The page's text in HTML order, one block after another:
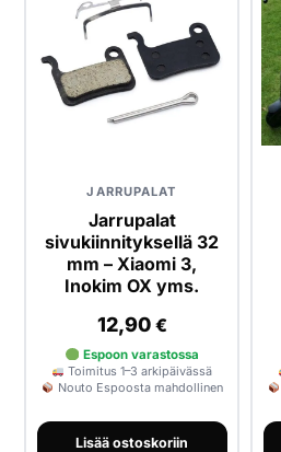
JARRUPALAT
Jarrupalat
sivukiinnityksellä 32
mm – Xiaomi 3,
Inokim OX yms.
12,90 €
Espoon varastossa
Toimitus 1–3 arkipäivässä
Nouto Espoosta mahdollinen
Lisää ostoskoriin